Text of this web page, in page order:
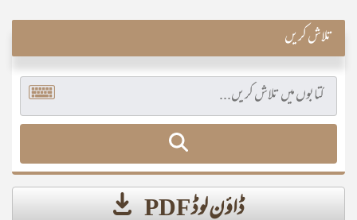
تلاش کریں
ڈاؤن لوڈ PDF